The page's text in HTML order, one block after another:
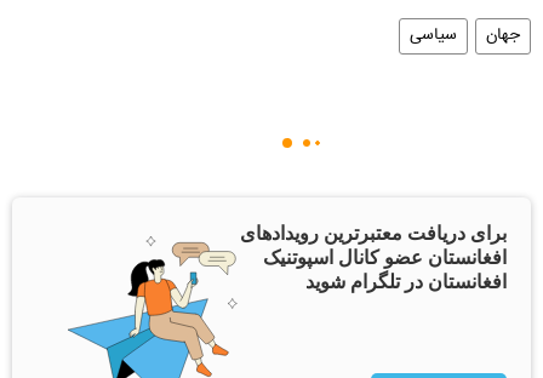
جهان سیاسی
برای دریافت معتبرترین رویدادهای
افغانستان عضو کانال اسپوتنیک
افغانستان در تلگرام شوید